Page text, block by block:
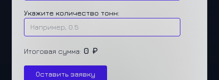
Укажите количество тонн:
Итоговая сумма: 0 ₽
Оставить заявку